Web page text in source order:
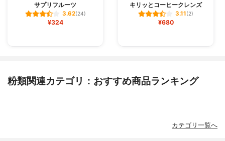
サプリフルーツ
3.62(24)
¥324
キリッとコーヒークレンズ
3.11(2)
¥680
粉類関連カテゴリ：おすすめ商品ランキング
カテゴリ一覧へ